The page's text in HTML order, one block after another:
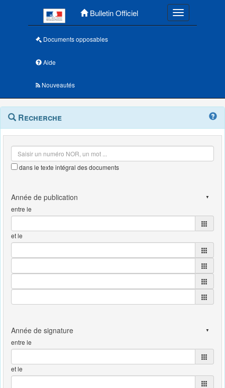
Bulletin Officiel Toggle
Documents opposables
Aide
Nouveautés
Navigation
outils
Menu
contextuel
Recherche
dans le texte intégral des documents
entre le
et le
entre le
et le